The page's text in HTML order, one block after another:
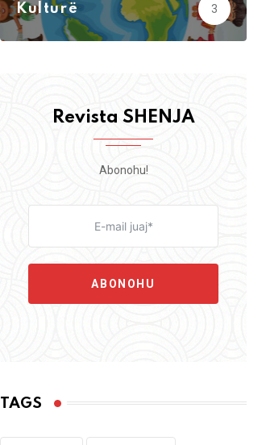
Kulturë 3
Revista SHENJA
Abonohu!
ABONOHU
TAGS